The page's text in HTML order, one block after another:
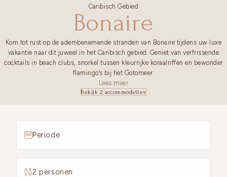
Caribisch Gebied
Bonaire
Kom tot rust op de adembenemende stranden van Bonaire tijdens uw luxe
vakantie naar dit juweel in het Caribisch gebied. Geniet van verfrissende
cocktails in beach clubs, snorkel tussen kleurrijke koraalriffen en bewonder
flamingo’s bij het Gotomeer.
Lees meer
Bekijk 2 accommodaties
Periode
2 personen